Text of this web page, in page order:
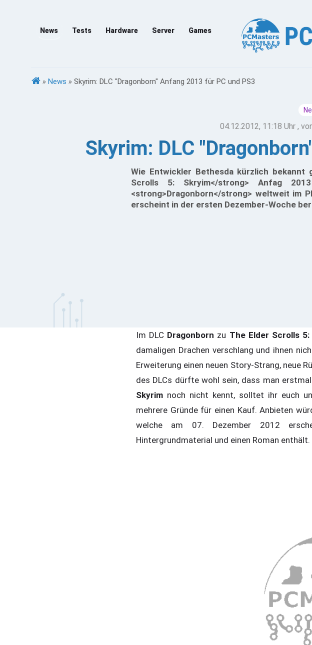
News Tests Hardware Server Games
» News » Skyrim: DLC "Dragonborn" Anfang 2013 für PC und PS3
04.12.2012, 11:18 Uhr ,
Skyrim: DLC
Wie Entwickler Bethesda kürzlich bekannt
Scrolls 5: Skryim</strong> Anfag
<strong>Dragonborn</strong> weltweit im
erscheint in der ersten Dezember-Woche
Im DLC Dragonborn zu The Elder Scrolls 5:
damaligen Drachen verschlang und ihnen
Erweiterung einen neuen Story-Strang, neue
des DLCs dürfte wohl sein, dass man
Skyrim noch nicht kennt, solltet ihr euch
mehrere Gründe für einen Kauf. Anbieten
welche am 07. Dezember 2012
Hintergrundmaterial und einen Roman enthält.